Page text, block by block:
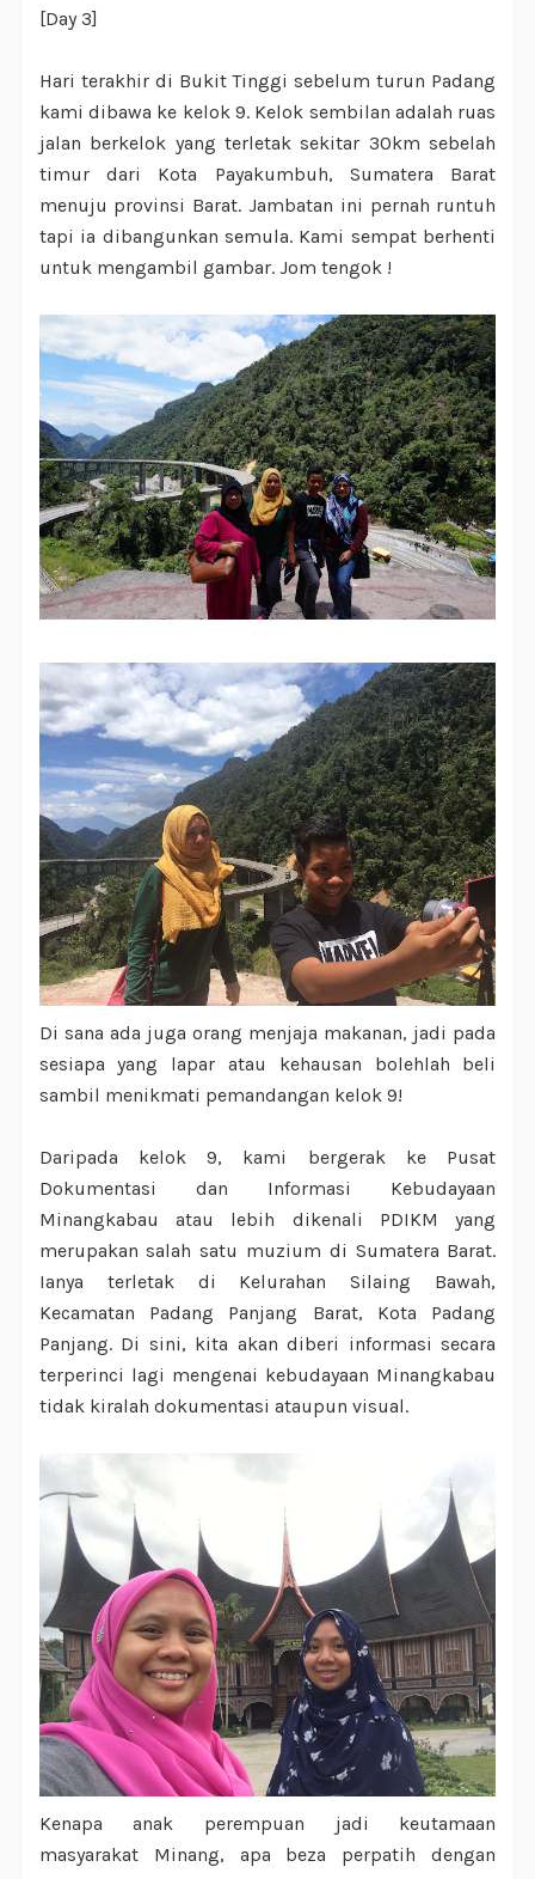
[Day 3]
Hari terakhir di Bukit Tinggi sebelum turun Padang
kami dibawa ke kelok 9. Kelok sembilan adalah ruas
jalan berkelok yang terletak sekitar 30km sebelah
timur dari Kota Payakumbuh, Sumatera Barat
menuju provinsi Barat. Jambatan ini pernah runtuh
tapi ia dibangunkan semula. Kami sempat berhenti
untuk mengambil gambar. Jom tengok !
Di sana ada juga orang menjaja makanan, jadi pada
sesiapa yang lapar atau kehausan bolehlah beli
sambil menikmati pemandangan kelok 9!
Daripada kelok 9, kami bergerak ke Pusat
Dokumentasi dan Informasi Kebudayaan
Minangkabau atau lebih dikenali PDIKM yang
merupakan salah satu muzium di Sumatera Barat.
Ianya terletak di Kelurahan Silaing Bawah,
Kecamatan Padang Panjang Barat, Kota Padang
Panjang. Di sini, kita akan diberi informasi secara
terperinci lagi mengenai kebudayaan Minangkabau
tidak kiralah dokumentasi ataupun visual.
Kenapa anak perempuan jadi keutamaan
masyarakat Minang, apa beza perpatih dengan